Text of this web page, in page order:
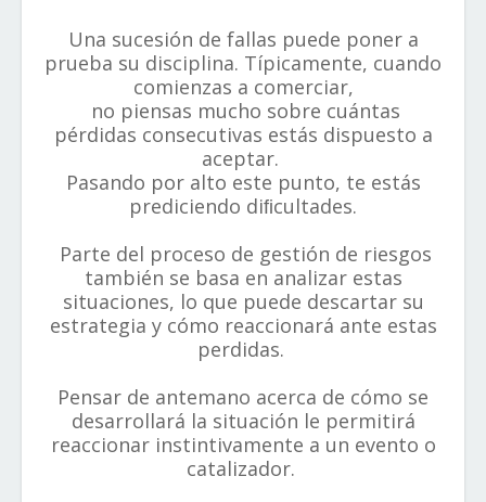
Una sucesión de fallas puede poner a
prueba su disciplina. Típicamente, cuando
comienzas a comerciar,
no piensas mucho sobre cuántas
pérdidas consecutivas estás dispuesto a
aceptar.
Pasando por alto este punto, te estás
prediciendo diﬁcultades.
Parte del proceso de gestión de riesgos
también se basa en analizar estas
situaciones, lo que puede descartar su
estrategia y cómo reaccionará ante estas
perdidas.
Pensar de antemano acerca de cómo se
desarrollará la situación le permitirá
reaccionar instintivamente a un evento o
catalizador.